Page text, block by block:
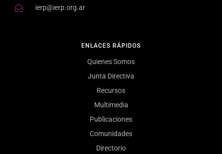
ENLACES RÁPIDOS
Quienes Somos
Junta Directiva
Recursos
Multimedia
Publicaciones
Comunidades
Directorio
ierp@ierp.org.ar